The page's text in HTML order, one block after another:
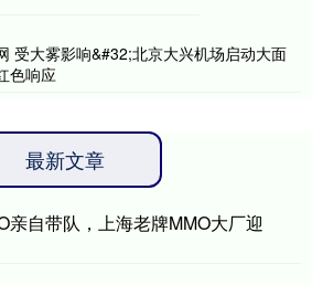
受大雾影响&#32;北京大兴机场启动大面
色响应
最新文章
亲自带队，上海老牌MMO大厂迎